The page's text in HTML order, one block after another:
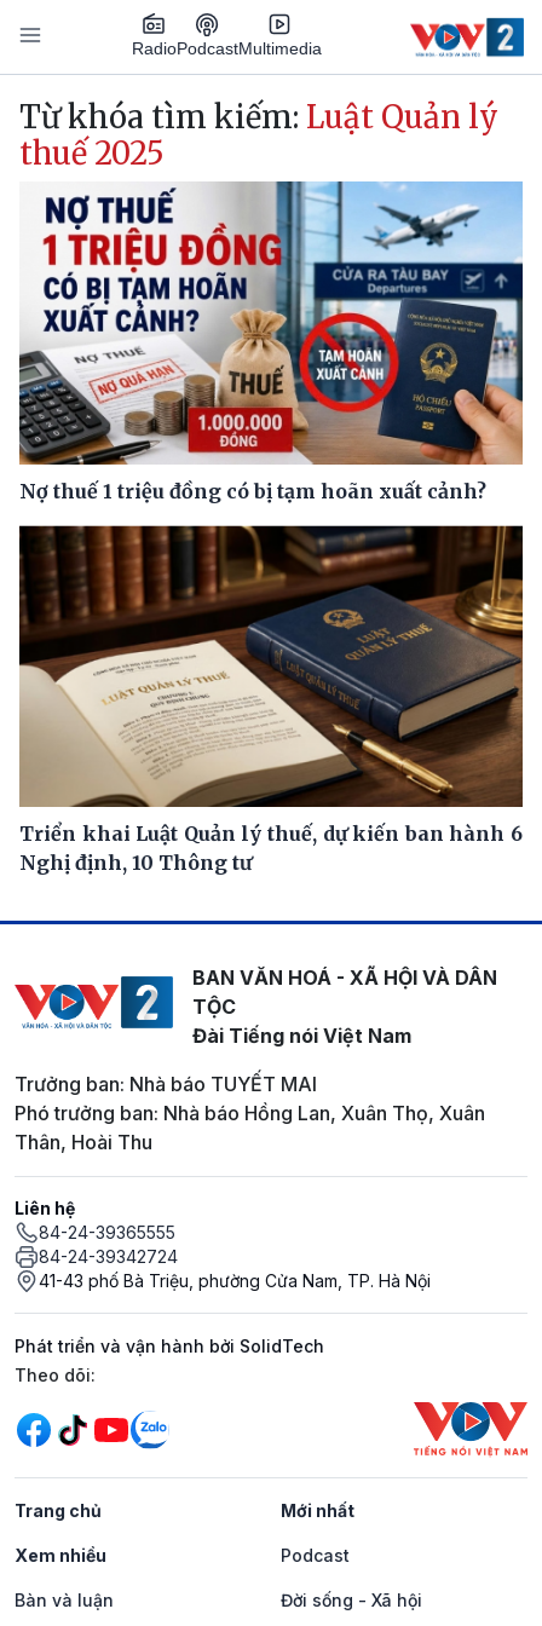
Nhảy đến nội dung
RadioPodcastMultimedia
Main navigation
Từ khóa tìm kiếm: Luật Quản lý
thuế 2025
Nợ thuế 1 triệu đồng có bị tạm hoãn xuất cảnh?
Triển khai Luật Quản lý thuế, dự kiến ban hành 6
Nghị định, 10 Thông tư
BAN VĂN HOÁ - XÃ HỘI VÀ DÂN
TỘC
Đài Tiếng nói Việt Nam
Trưởng ban: Nhà báo TUYẾT MAI
Phó trưởng ban: Nhà báo Hồng Lan, Xuân Thọ, Xuân
Thân, Hoài Thu
Liên hệ
84-24-39365555
84-24-39342724
41-43 phố Bà Triệu, phường Cửa Nam, TP. Hà Nội
Phát triển và vận hành bởi SolidTech
Mạng xã hội
Theo dõi:
Trang chủ Mới nhất
Xem nhiều Podcast
Bàn và luận Đời sống - Xã hội